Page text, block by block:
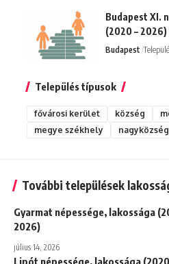
Budapest XI.
(2020 – 2026)
Budapest
Település típusok
fővárosi kerület község
megye székhely
nagyközség
További települések
Gyarmat népessége, lakossága
2026)
július 14, 2026
Lipót népessége, lakossága